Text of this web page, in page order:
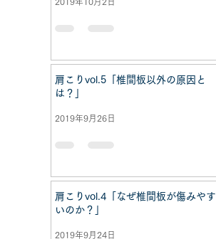
肩こりvol.5「椎間板以外の原因と
は？」
2019年9月26日
肩こりvol.4「なぜ椎間板が傷みやす
いのか？」
2019年9月24日